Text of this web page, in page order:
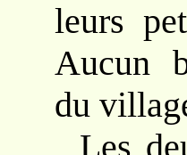
leurs
Aucun
du
Les